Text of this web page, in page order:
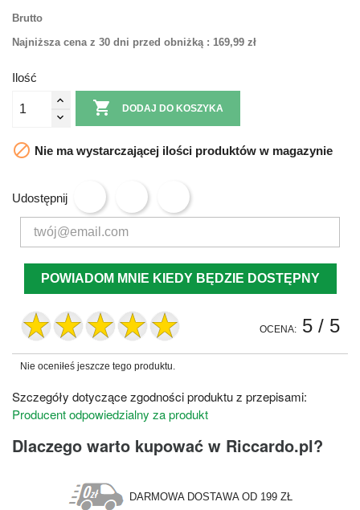
Brutto
Najniższa cena z 30 dni przed obniżką : 169,99 zł
Ilość
 DODAJ DO KOSZYKA
 Nie ma wystarczającej ilości produktów w magazynie
Udostępnij
POWIADOM MNIE KIEDY BĘDZIE DOSTĘPNY
OCENA: 5 / 5
Nie oceniłeś jeszcze tego produktu.
Szczegóły dotyczące zgodności produktu z przepisami:
Producent odpowiedzialny za produkt
Dlaczego warto kupować w Riccardo.pl?
DARMOWA DOSTAWA OD 199 ZŁ